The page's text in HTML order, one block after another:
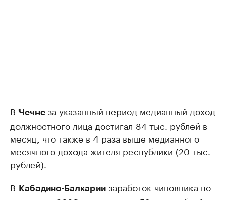
В Чечне за указанный период медианный доход
должностного лица достигал 84 тыс. рублей в
месяц, что также в 4 раза выше медианного
месячного дохода жителя республики (20 тыс.
рублей).
В Кабадино-Балкарии заработок чиновника по